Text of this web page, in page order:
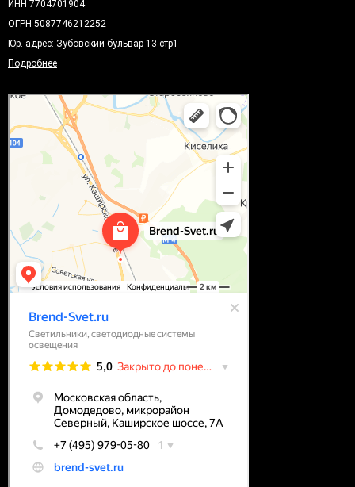
ИНН 7704701904
ОГРН 5087746212252
Юр. адрес: Зубовский бульвар 13 стр1
Подробнее